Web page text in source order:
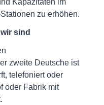
Kapazitäten im
zu erhöhen.
sind
zweite Deutsche ist
telefoniert oder
oder Fabrik mit